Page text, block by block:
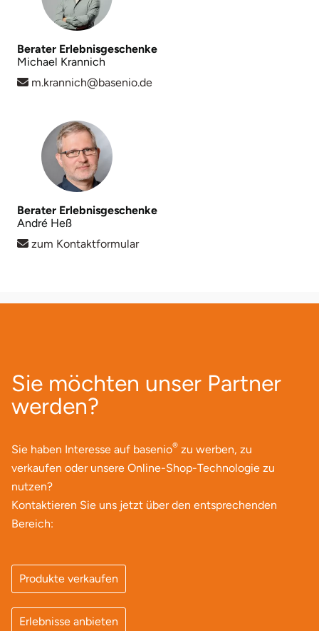
Berater Erlebnisgeschenke
Michael Krannich
m.krannich@basenio.de
Berater Erlebnisgeschenke
André Heß
zum Kontaktformular
Sie möchten unser Partner
werden?
Sie haben Interesse auf basenio® zu werben, zu
verkaufen oder unsere Online-Shop-Technologie zu
nutzen?
Kontaktieren Sie uns jetzt über den entsprechenden
Bereich:
Produkte verkaufen
Erlebnisse anbieten
Mainz
Mannheim
Mecklenburgische Seenplatte
Meiningen
Märkisch-Oderland
München
Münster
Neckarsulm
Nesselwang